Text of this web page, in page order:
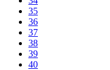
35
36
37
38
39
40